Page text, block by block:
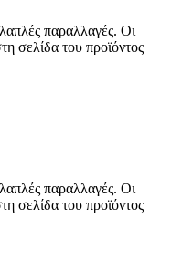
παραλλαγές. Οι
σελίδα του προϊόντος
παραλλαγές. Οι
σελίδα του προϊόντος